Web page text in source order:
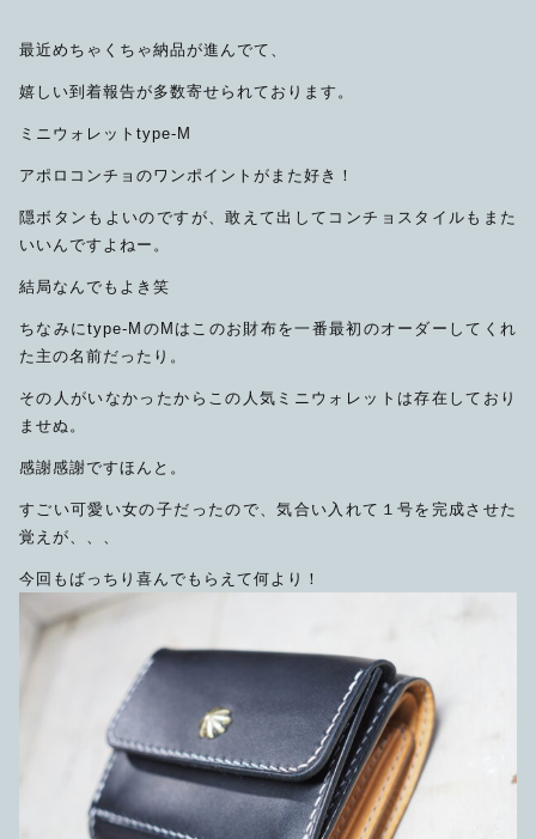
最近めちゃくちゃ納品が進んでて、
嬉しい到着報告が多数寄せられております。
ミニウォレットtype-M
アポロコンチョのワンポイントがまた好き！
隠ボタンもよいのですが、敢えて出してコンチョスタイルもまた
いいんですよねー。
結局なんでもよき笑
ちなみにtype-MのMはこのお財布を一番最初のオーダーしてくれ
た主の名前だったり。
その人がいなかったからこの人気ミニウォレットは存在しており
ませぬ。
感謝感謝ですほんと。
すごい可愛い女の子だったので、気合い入れて１号を完成させた
覚えが、、、
今回もばっちり喜んでもらえて何より！
アパレル・ステッカー
その他